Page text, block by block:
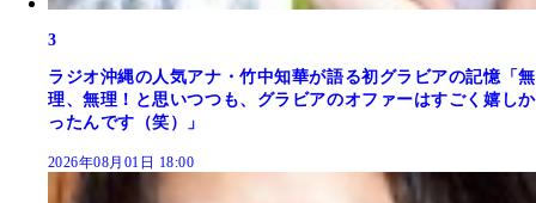
3
ラジオ沖縄の人気アナ・竹中知華が語る初グラビアの記憶「無
理、無理！と思いつつも、グラビアのオファーはすごく嬉しか
ったんです（笑）」
2026年08月01日 18:00